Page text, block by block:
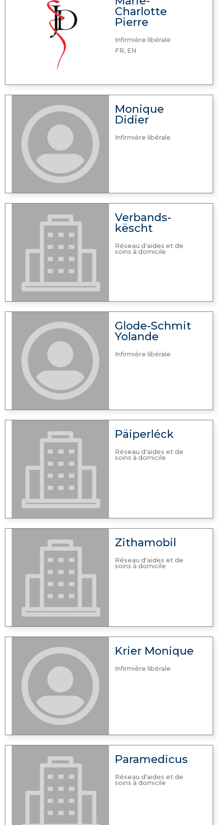
Charlotte
Pierre
Infirmière libérale
FR, EN
Monique
Didier
Infirmière libérale
Verbands-
këscht
Réseau d'aides et de
soins à domicile
Glode-Schmit
Yolande
Infirmière libérale
Päiperléck
Réseau d'aides et de
soins à domicile
Zithamobil
Réseau d'aides et de
soins à domicile
Krier Monique
Infirmière libérale
Paramedicus
Réseau d'aides et de
soins à domicile